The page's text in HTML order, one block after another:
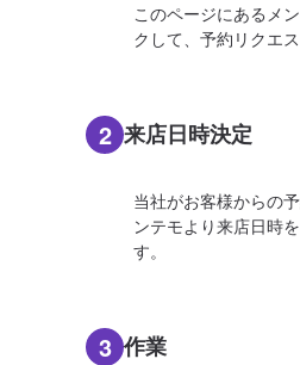
このページにあるメ
クして、予約リクエ
2 来店日時決定
当社がお客様からの
ンテモより来店日時
す。
3 作業